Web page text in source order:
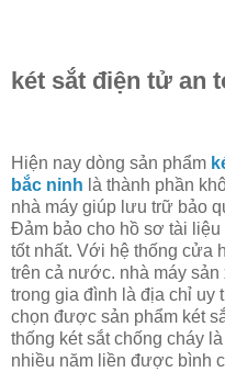
két sắt điện tử an
Hiện nay dòng sản phẩm
bắc ninh là thành phần
nhà máy giúp lưu trữ bảo
Đảm bảo cho hồ sơ tài
tốt nhất. Với hệ thống cửa
trên cả nước. nhà máy
trong gia đình là địa chỉ uy
chọn được sản phẩm két
thống két sắt chống cháy
nhiều năm liền được bình